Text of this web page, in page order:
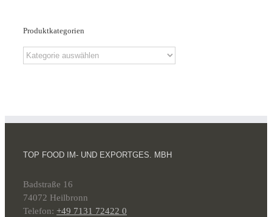
Produktkategorien
TOP FOOD IM- UND EXPORTGES. MBH
Badstraße 16
74072 Heilbronn
Telefon: +49 7131 72422 0